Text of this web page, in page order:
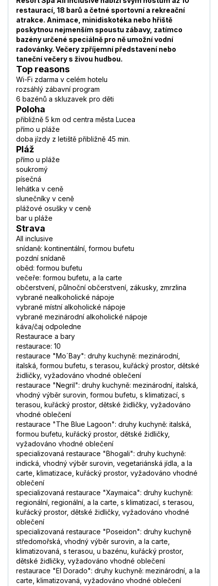
restaurací, 18 barů a četné sportovní a rekreační
atrakce. Animace, minidiskotéka nebo hřiště
poskytnou nejmenším spoustu zábavy, zatímco
bazény určené speciálně pro ně umožní vodní
radovánky. Večery zpříjemní představení nebo
taneční večery s živou hudbou.
Top reasons
Wi-Fi zdarma v celém hotelu
rozsáhlý zábavní program
6 bazénů a skluzavek pro děti
Poloha
přibližně 5 km od centra města Lucea
přímo u pláže
doba jízdy z letiště přibližně 45 min.
Pláž
přímo u pláže
soukromý
písečná
lehátka v ceně
slunečníky v ceně
plážové osušky v ceně
bar u pláže
Strava
All inclusive
snídaně: kontinentální, formou bufetu
pozdní snídaně
oběd: formou bufetu
večeře: formou bufetu, a la carte
občerstvení, půlnoční občerstvení, zákusky, zmrzlina
vybrané nealkoholické nápoje
vybrané místní alkoholické nápoje
vybrané mezinárodní alkoholické nápoje
káva/čaj odpoledne
Restaurace a bary
restaurace: 10
restaurace "Mo´Bay": druhy kuchyně: mezinárodní,
italská, formou bufetu, s terasou, kuřácký prostor, dětské
židličky, vyžadováno vhodné oblečení
restaurace "Negril": druhy kuchyně: mezinárodní, italská,
vhodný výběr surovin, formou bufetu, s klimatizací, s
terasou, kuřácký prostor, dětské židličky, vyžadováno
vhodné oblečení
restaurace "The Blue Lagoon": druhy kuchyně: italská,
formou bufetu, kuřácký prostor, dětské židličky,
vyžadováno vhodné oblečení
specializovaná restaurace "Bhogali": druhy kuchyně:
indická, vhodný výběr surovin, vegetariánská jídla, a la
carte, klimatizace, kuřácký prostor, vyžadováno vhodné
oblečení
specializovaná restaurace "Xaymaica": druhy kuchyně:
regionální, regionální, a la carte, s klimatizací, s terasou,
kuřácký prostor, dětské židličky, vyžadováno vhodné
oblečení
specializovaná restaurace "Poseidon": druhy kuchyně
středomořská, vhodný výběr surovin, a la carte,
klimatizovaná, s terasou, u bazénu, kuřácký prostor,
dětské židličky, vyžadováno vhodné oblečení
restaurace "El Dorado": druhy kuchyně: mezinárodní, a la
carte, klimatizovaná, vyžadováno vhodné oblečení